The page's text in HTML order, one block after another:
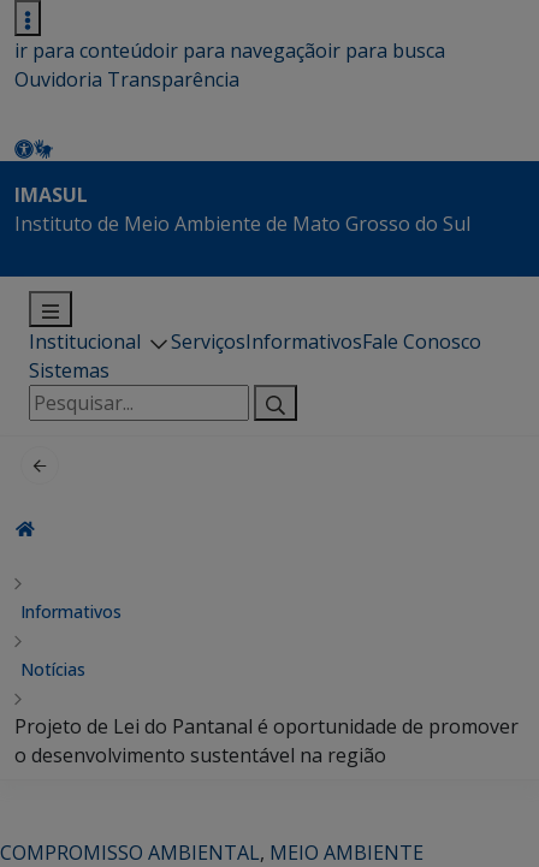
ir para conteúdoir para navegaçãoir para busca
Ouvidoria Transparência
IMASUL
Instituto de Meio Ambiente de Mato Grosso do Sul
Institucional ServiçosInformativosFale Conosco
Sistemas
Pesquisar
por:
Informativos
Notícias
Projeto de Lei do Pantanal é oportunidade de promover
o desenvolvimento sustentável na região
COMPROMISSO AMBIENTAL, MEIO AMBIENTE